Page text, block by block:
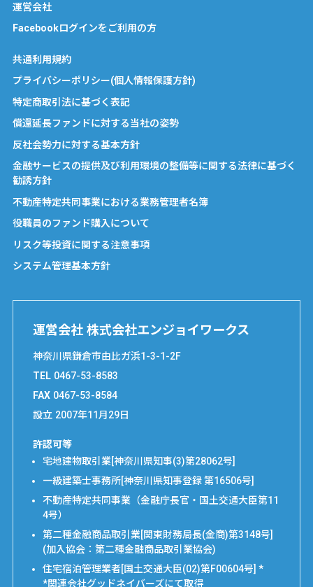
運営会社
Facebookログインをご利用の方
共通利用規約
プライバシーポリシー(個人情報保護方針)
特定商取引法に基づく表記
償還延長ファンドに対する当社の姿勢
反社会勢力に対する基本方針
金融サービスの提供及び利用環境の整備等に関する法律に基づく
勧誘方針
不動産特定共同事業における業務管理者名簿
役職員のファンド購入について
リスク等投資に関する注意事項
システム管理基本方針
運営会社 株式会社エンジョイワークス
神奈川県鎌倉市由比ガ浜1-3-1-2F
TEL 0467-53-8583
FAX 0467-53-8584
設立 2007年11月29日
許認可等
宅地建物取引業[神奈川県知事(3)第28062号]
一級建築士事務所[神奈川県知事登録 第16506号]
不動産特定共同事業（金融庁長官・国土交通大臣第11
4号）
第二種金融商品取引業[関東財務局長(金商)第3148号]
(加入協会：第二種金融商品取引業協会)
住宅宿泊管理業者[国土交通大臣(02)第F00604号] *
*関連会社グッドネイバーズにて取得